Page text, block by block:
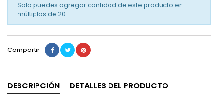
Solo puedes agregar cantidad de este producto en
múltiplos de 20
Compartir
DESCRIPCIÓN DETALLES DEL PRODUCTO